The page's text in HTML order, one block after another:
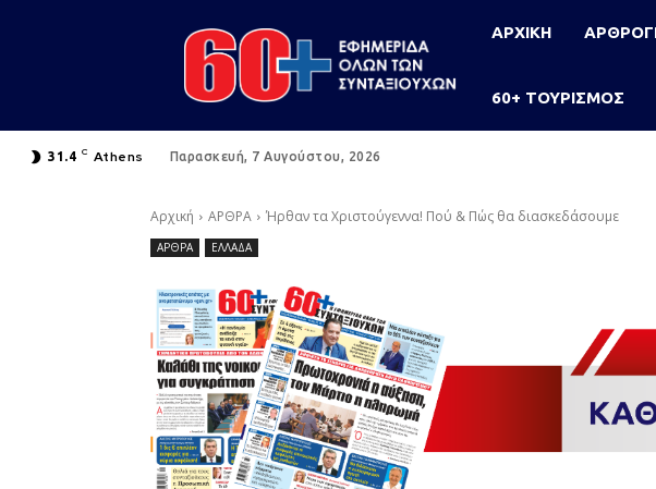
ΑΡΧΙΚΗ
60+ ΤΟΥΡΙΣΜΟΣ
31.4 C Athens Παρασκευή, 7 Αυγούστου, 2026
Αρχική ΑΡΘΡΑ Ήρθαν τα Χριστούγεννα! Πού & Πώς θα διασκεδάσουμε
ΑΡΘΡΑ ΕΛΛΑΔΑ